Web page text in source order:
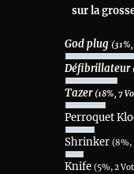
sur la
God plug
Défibrillateur
Tazer (18%, 7
Perroquet
Shrinker (8%,
Knife (5%, 2